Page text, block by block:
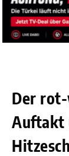
Der
Auftakt